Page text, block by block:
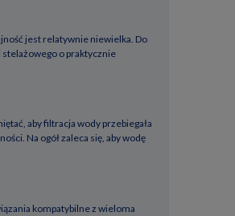
jest relatywnie niewielka. Do
o praktycznie
aby filtracja wody przebiegała
Na ogół zaleca się, aby wodę
kompatybilne z wieloma